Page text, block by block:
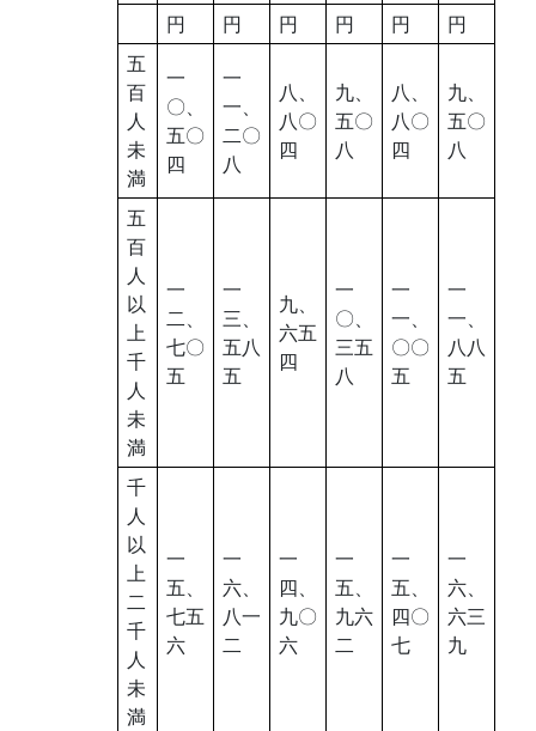
円
円 円 円 円
円
五
百
人
未
満
一
〇、
五〇
四
一
一、
二〇
八
八、
八〇
四
九、
五〇
八
八、
八〇
四
九、
五〇
八
五
百
人
以
上
千
人
未
満
一
二、
七〇
五
一
三、
五八
五
九、
六五
四
一
〇、
三五
八
一
一、
〇〇
五
一
一、
八八
五
千
人
以
上
二
千
人
未
満
一
五、
七五
六
一
六、
八一
二
一
四、
九〇
六
一
五、
九六
二
一
五、
四〇
七
一
六、
六三
九